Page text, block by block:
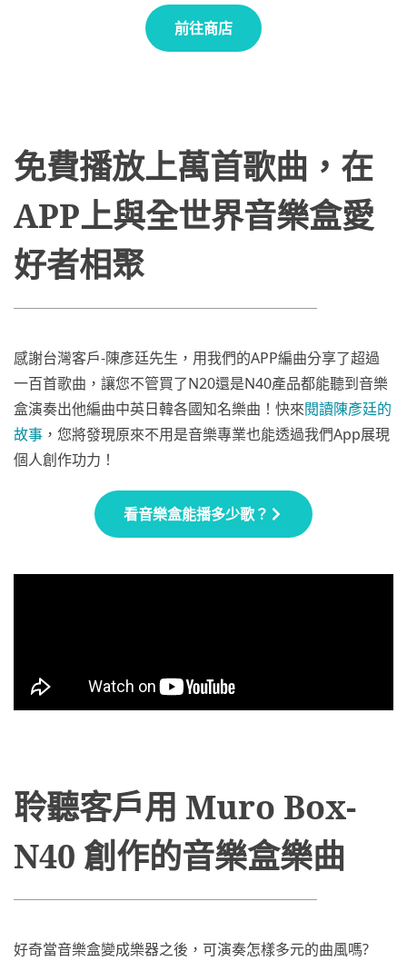
前往商店
免費播放上萬首歌曲，在
APP上與全世界音樂盒愛
好者相聚
感謝台灣客戶-陳彥廷先生，用我們的APP編曲分享了超過
一百首歌曲，讓您不管買了N20還是N40產品都能聽到音樂
盒演奏出他編曲中英日韓各國知名樂曲！快來閱讀陳彥廷的
故事 ，您將發現原來不用是音樂專業也能透過我們App展現
個人創作功力！
看音樂盒能播多少歌？
聆聽客戶用 Muro Box-
N40 創作的音樂盒樂曲
好奇當音樂盒變成樂器之後，可演奏怎樣多元的曲風嗎?